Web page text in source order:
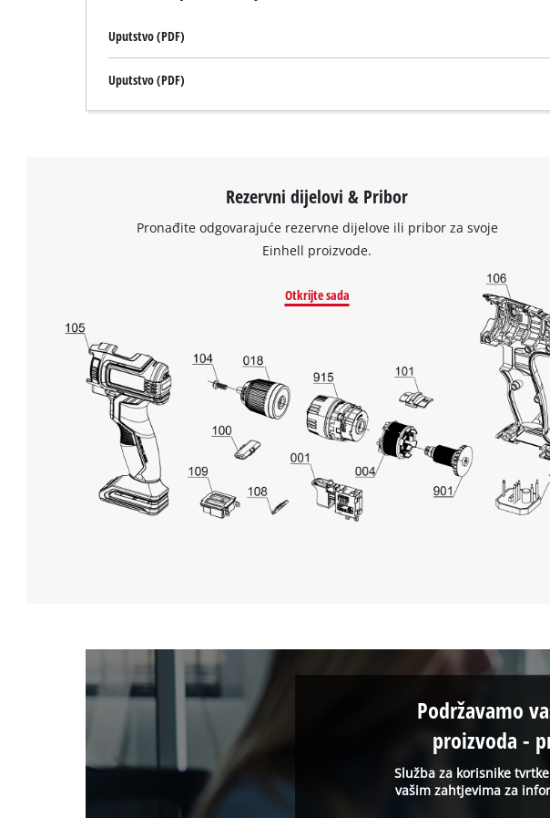
Uputstvo (PDF)
Uputstvo (PDF)
Rezervni dijelovi & Pribor
Pronađite odgovarajuće rezervne dijelove ili pribor za svoje
Einhell proizvode.
Otkrijte sada
Služba za korisnike
vašim zahtjevima za
Podržavamo
proizvoda -